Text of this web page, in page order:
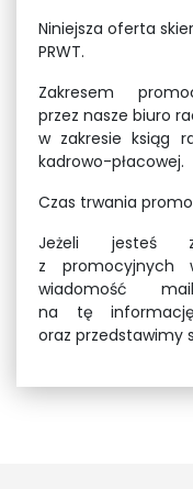
Niniejsza oferta
PRWT.
Zakresem
przez nasze biuro
w zakresie ksiąg
kadrowo-płacowej.
Czas trwania
Jeżeli jesteś
z promocyjnych
wiadomość
na tę
oraz przedstawimy